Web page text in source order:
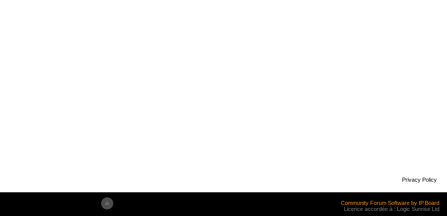
Privacy Policy
Community Forum Software by IP.Board
Licence accordée à : Logic Sunrise Ltd